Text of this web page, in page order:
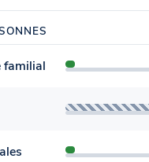
familial